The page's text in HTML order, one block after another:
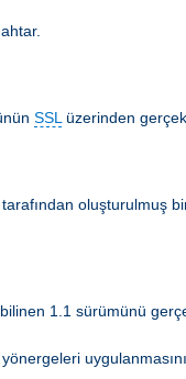
SSL üzerinden
oluşturulmuş
1.1 sürümünü